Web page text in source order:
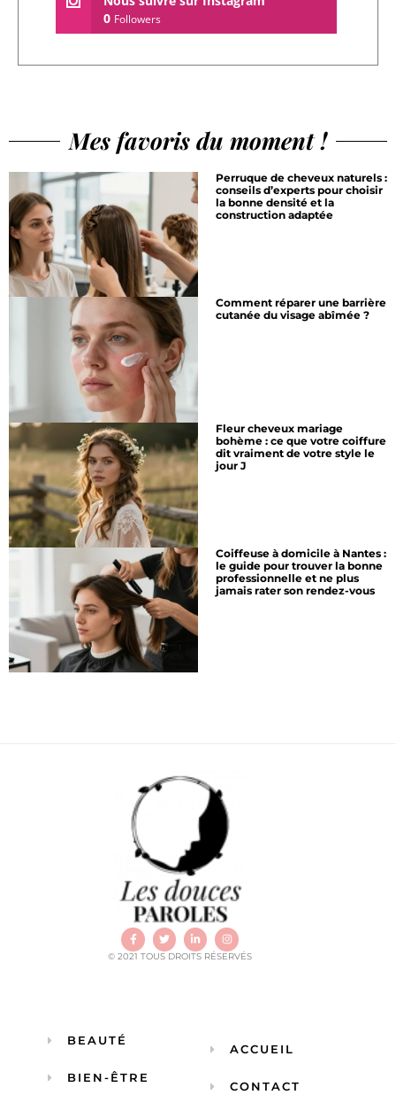
0 Followers
Mes favoris du moment !
Perruque de cheveux naturels :
conseils d’experts pour choisir
la bonne densité et la
construction adaptée
Comment réparer une barrière
cutanée du visage abîmée ?
Fleur cheveux mariage
bohème : ce que votre coiffure
dit vraiment de votre style le
jour J
Coiffeuse à domicile à Nantes :
le guide pour trouver la bonne
professionnelle et ne plus
jamais rater son rendez-vous
© 2021 TOUS DROITS RÉSERVÉS
BEAUTÉ
BIEN-ÊTRE
ACCUEIL
CONTACT